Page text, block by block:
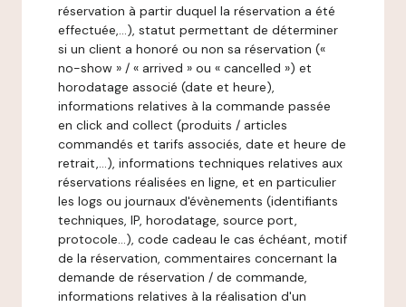
réservation à partir duquel la réservation a été
effectuée,…), statut permettant de déterminer
si un client a honoré ou non sa réservation («
no-show » / « arrived » ou « cancelled ») et
horodatage associé (date et heure),
informations relatives à la commande passée
en click and collect (produits / articles
commandés et tarifs associés, date et heure de
retrait,…), informations techniques relatives aux
réservations réalisées en ligne, et en particulier
les logs ou journaux d'évènements (identifiants
techniques, IP, horodatage, source port,
protocole…), code cadeau le cas échéant, motif
de la réservation, commentaires concernant la
demande de réservation / de commande,
informations relatives à la réalisation d'un